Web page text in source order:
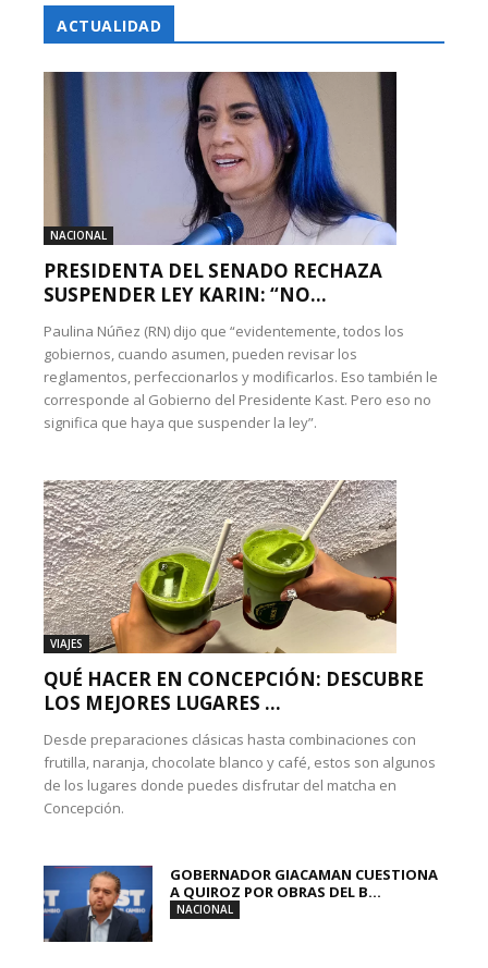
ACTUALIDAD
NACIONAL
PRESIDENTA DEL SENADO RECHAZA
SUSPENDER LEY KARIN: “NO...
Paulina Núñez (RN) dijo que “evidentemente, todos los
gobiernos, cuando asumen, pueden revisar los
reglamentos, perfeccionarlos y modificarlos. Eso también le
corresponde al Gobierno del Presidente Kast. Pero eso no
significa que haya que suspender la ley”.
VIAJES
QUÉ HACER EN CONCEPCIÓN: DESCUBRE
LOS MEJORES LUGARES ...
Desde preparaciones clásicas hasta combinaciones con
frutilla, naranja, chocolate blanco y café, estos son algunos
de los lugares donde puedes disfrutar del matcha en
Concepción.
GOBERNADOR GIACAMAN CUESTIONA
A QUIROZ POR OBRAS DEL B...
NACIONAL